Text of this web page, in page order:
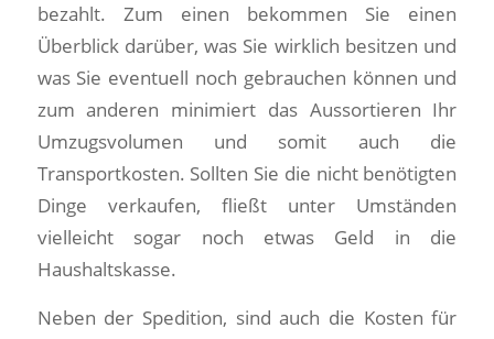
bezahlt. Zum einen bekommen Sie einen
Überblick darüber, was Sie wirklich besitzen und
was Sie eventuell noch gebrauchen können und
zum anderen minimiert das Aussortieren Ihr
Umzugsvolumen und somit auch die
Transportkosten. Sollten Sie die nicht benötigten
Dinge verkaufen, fließt unter Umständen
vielleicht sogar noch etwas Geld in die
Haushaltskasse.
Neben der Spedition, sind auch die Kosten für